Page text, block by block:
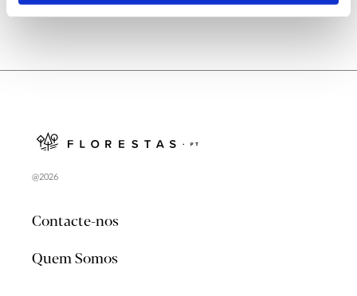
@2026
Contacte-nos
Quem Somos